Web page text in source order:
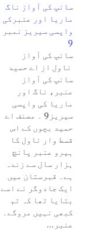
سانپ کی آواز ناگ
ماریا اور عنبرکی
واپسی سیریز نمبر
9
سانپ کی آواز
ناول از اے حمید
سانپ کی آواز
عنبر، ناگ اور
ماریا کی واپسی
سیریز9 ۔ مصنف اے
حمید بچوں کے اس
قسط وار ناول کا
ہیرو عنبر پانچ
ہزار سال سے زندہ
ہے۔ قبرستان میں
ایک جادوگر نے اسے
بتایا تھا کہ تم
کبھی نہیں مروگے۔
عنبر…